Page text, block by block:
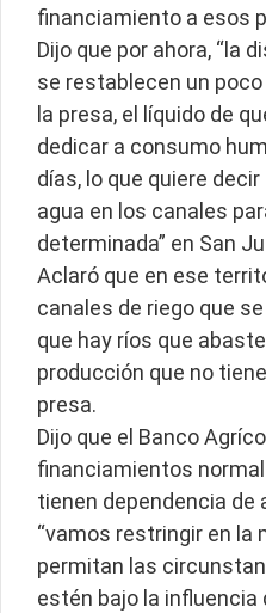
financiamiento a esos
Dijo que por ahora, “la
se restablecen un
la presa, el líquido de
dedicar a consumo
días, lo que quiere
agua en los canales
determinada” en San
Aclaró que en ese
canales de riego que
que hay ríos que
producción que no
presa.
Dijo que el Banco
financiamientos
tienen dependencia de
“vamos restringir en la
permitan las
estén bajo la influencia